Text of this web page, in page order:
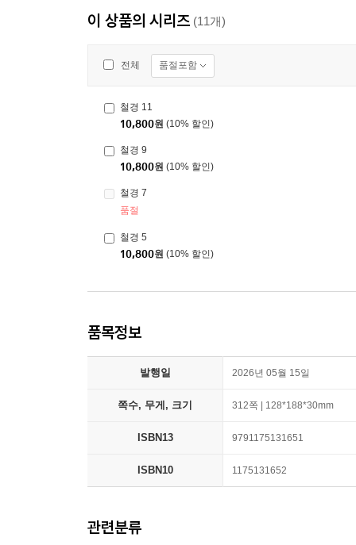
이 상품의 시리즈 (11개)
전체 품절포함
철경 11
10,800원 (10% 할인)
철경 9
10,800원 (10% 할인)
철경 7
품절
철경 5
10,800원 (10% 할인)
품목정보
발행일 2026년 05월 15일
쪽수, 무게, 크기 312쪽 | 128*188*30mm
ISBN13 9791175131651
ISBN10 1175131652
관련분류